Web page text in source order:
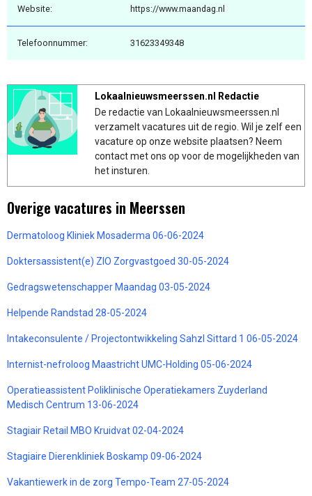
Website: https://www.maandag.nl
Telefoonnummer: 31623349348
Lokaalnieuwsmeerssen.nl Redactie
De redactie van Lokaalnieuwsmeerssen.nl
verzamelt vacatures uit de regio. Wil je zelf een
vacature op onze website plaatsen? Neem
contact met ons op voor de mogelijkheden van
het insturen.
Overige vacatures in Meerssen
Dermatoloog Kliniek Mosaderma 06-06-2024
Doktersassistent(e) ZIO Zorgvastgoed 30-05-2024
Gedragswetenschapper Maandag 03-05-2024
Helpende Randstad 28-05-2024
Intakeconsulente / Projectontwikkeling Sahzl Sittard 1 06-05-2024
Internist-nefroloog Maastricht UMC-Holding 05-06-2024
Operatieassistent Poliklinische Operatiekamers Zuyderland
Medisch Centrum 13-06-2024
Stagiair Retail MBO Kruidvat 02-04-2024
Stagiaire Dierenkliniek Boskamp 09-06-2024
Vakantiewerk in de zorg Tempo-Team 27-05-2024